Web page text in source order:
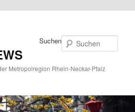
Metropolregion Rhein-Neckar-Pfalz
Suchen